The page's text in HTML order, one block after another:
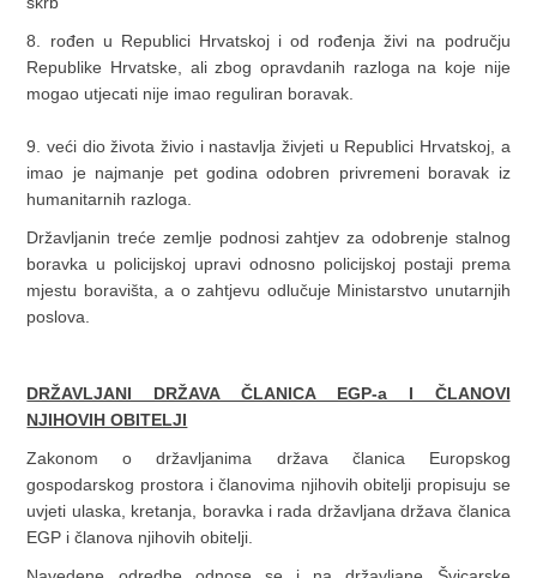
8. rođen u Republici Hrvatskoj i od rođenja živi na području
Republike Hrvatske, ali zbog opravdanih razloga na koje nije
mogao utjecati nije imao reguliran boravak.
9. veći dio života živio i nastavlja živjeti u Republici Hrvatskoj, a
imao je najmanje pet godina odobren privremeni boravak iz
humanitarnih razloga.
Državljanin treće zemlje podnosi zahtjev za odobrenje stalnog
boravka u policijskoj upravi odnosno policijskoj postaji prema
mjestu boravišta, a o zahtjevu odlučuje Ministarstvo unutarnjih
poslova.
DRŽAVLJANI DRŽAVA ČLANICA EGP-a I ČLANOVI
NJIHOVIH OBITELJI
Zakonom o državljanima država članica Europskog
gospodarskog prostora i članovima njihovih obitelji propisuju se
uvjeti ulaska, kretanja, boravka i rada državljana država članica
EGP i članova njihovih obitelji.